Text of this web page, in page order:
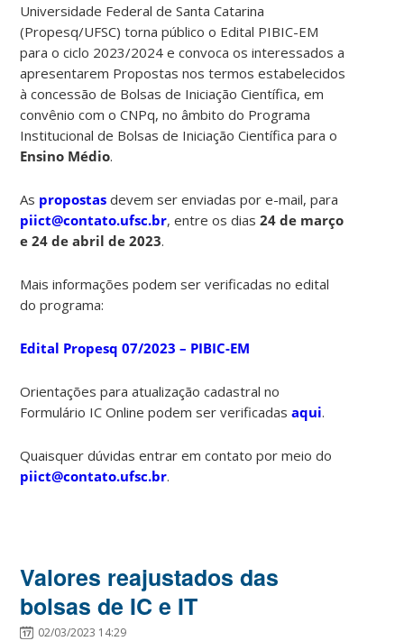
Universidade Federal de Santa Catarina
(Propesq/UFSC) torna público o Edital PIBIC-EM
para o ciclo 2023/2024 e convoca os interessados a
apresentarem Propostas nos termos estabelecidos
à concessão de Bolsas de Iniciação Científica, em
convênio com o CNPq, no âmbito do Programa
Institucional de Bolsas de Iniciação Científica para o
Ensino Médio.
As propostas devem ser enviadas por e-mail, para
piict@contato.ufsc.br, entre os dias24 de março
e 24 de abril de 2023.
Mais informações podem ser verificadas no edital
do programa:
Edital Propesq 07/2023 – PIBIC-EM
Orientações para atualização cadastral no
Formulário IC Online podem ser verificadasaqui.
Quaisquer dúvidas entrar em contato por meio do
piict@contato.ufsc.br.
Valores reajustados das
bolsas de IC e IT
02/03/2023 14:29